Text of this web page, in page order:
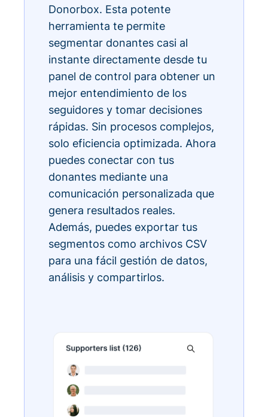
Donorbox. Esta potente
herramienta te permite
segmentar donantes casi al
instante directamente desde tu
panel de control para obtener un
mejor entendimiento de los
seguidores y tomar decisiones
rápidas. Sin procesos complejos,
solo eficiencia optimizada. Ahora
puedes conectar con tus
donantes mediante una
comunicación personalizada que
genera resultados reales.
Además, puedes exportar tus
segmentos como archivos CSV
para una fácil gestión de datos,
análisis y compartirlos.